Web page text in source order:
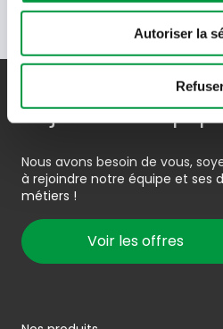
Autoriser la
Rejoindre
Nous avons besoin de vous,
à rejoindre notre équipe et ses
métiers !
Voir les offres